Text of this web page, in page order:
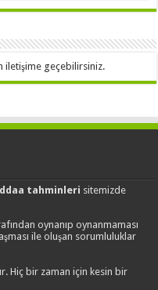
iletişime geçebilirsiniz.
tahminleri sitemizde
oynanıp oynanmaması
ile oluşan sorumluluklar
Hiç bir zaman için kesin bir